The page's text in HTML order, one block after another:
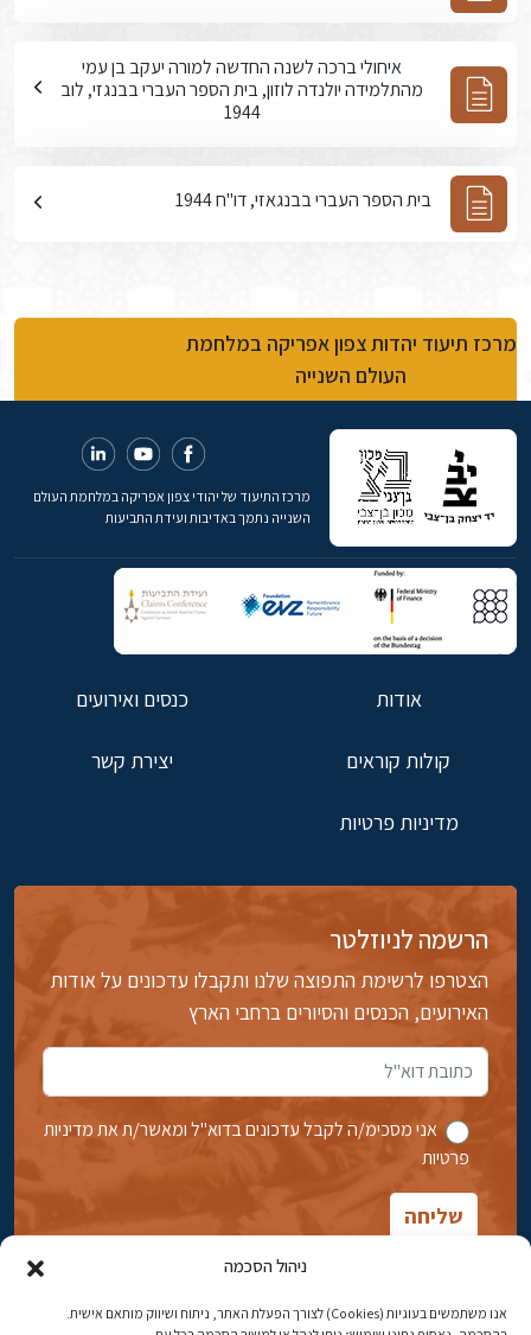
ניהול הסכמה
אנו משתמשים בעוגיות (Cookies) לצורך הפעלת האתר, ניתוח ושיווק מותאם אישית.
איחולי ברכה לשנה החדשה למורה יעקב בן עמי
מהתלמידה יולנדה לוזון, בית הספר העברי בבנגזי, לוב
1944
בית הספר העברי בבנגאזי, דו"ח 1944
מרכז תיעוד יהדות צפון אפריקה במלחמת
העולם השנייה
מרכז התיעוד של יהודי צפון אפריקה במלחמת העולם
השנייה נתמך באדיבות ועידת התביעות
אודות כנסים ואירועים
קולות קוראים יצירת קשר
מדיניות פרטיות
הרשמה לניוזלטר
הצטרפו לרשימת התפוצה שלנו ותקבלו עדכונים על אודות
האירועים, הכנסים והסיורים ברחבי הארץ
אני מסכימ/ה לקבל עדכונים בדוא''ל ומאשר/ת את מדיניות
פרטיות